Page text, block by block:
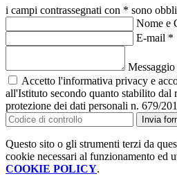
i campi contrassegnati con * sono
Nome e
E-mail *
Messaggio
Accetto l'informativa privacy e
all'Istituto secondo quanto stabilito dal
protezione dei dati personali n. 679/
Invia
Questo sito o gli strumenti terzi da
cookie necessari al funzionamento ed
COOKIE POLICY.